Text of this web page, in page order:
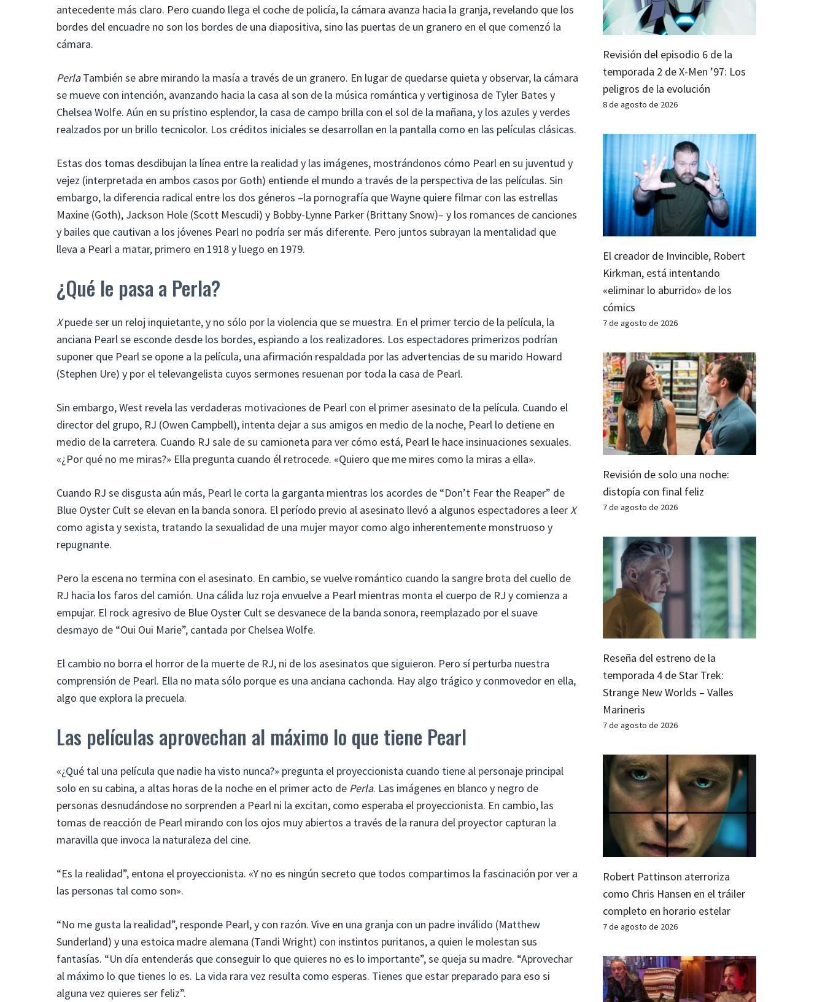
antecedente más claro. Pero cuando llega el coche de policía, la cámara avanza hacia la granja, revelando que los
bordes del encuadre no son los bordes de una diapositiva, sino las puertas de un granero en el que comenzó la
cámara.
PerlaTambién se abre mirando la masía a través de un granero. En lugar de quedarse quieta y observar, la cámara
se mueve con intención, avanzando hacia la casa al son de la música romántica y vertiginosa de Tyler Bates y
Chelsea Wolfe. Aún en su prístino esplendor, la casa de campo brilla con el sol de la mañana, y los azules y verdes
realzados por un brillo tecnicolor. Los créditos iniciales se desarrollan en la pantalla como en las películas clásicas.
Estas dos tomas desdibujan la línea entre la realidad y las imágenes, mostrándonos cómo Pearl en su juventud y
vejez (interpretada en ambos casos por Goth) entiende el mundo a través de la perspectiva de las películas. Sin
embargo, la diferencia radical entre los dos géneros –la pornografía que Wayne quiere filmar con las estrellas
Maxine (Goth), Jackson Hole (Scott Mescudi) y Bobby-Lynne Parker (Brittany Snow)– y los romances de canciones
y bailes que cautivan a los jóvenes Pearl no podría ser más diferente. Pero juntos subrayan la mentalidad que
lleva a Pearl a matar, primero en 1918 y luego en 1979.
¿Qué le pasa a Perla?
Xpuede ser un reloj inquietante, y no sólo por la violencia que se muestra. En el primer tercio de la película, la
anciana Pearl se esconde desde los bordes, espiando a los realizadores. Los espectadores primerizos podrían
suponer que Pearl se opone a la película, una afirmación respaldada por las advertencias de su marido Howard
(Stephen Ure) y por el televangelista cuyos sermones resuenan por toda la casa de Pearl.
Sin embargo, West revela las verdaderas motivaciones de Pearl con el primer asesinato de la película. Cuando el
director del grupo, RJ (Owen Campbell), intenta dejar a sus amigos en medio de la noche, Pearl lo detiene en
medio de la carretera. Cuando RJ sale de su camioneta para ver cómo está, Pearl le hace insinuaciones sexuales.
«¿Por qué no me miras?» Ella pregunta cuando él retrocede. «Quiero que me mires como la miras a ella».
Cuando RJ se disgusta aún más, Pearl le corta la garganta mientras los acordes de “Don’t Fear the Reaper” de
Blue Oyster Cult se elevan en la banda sonora. El período previo al asesinato llevó a algunos espectadores a leer X
como agista y sexista, tratando la sexualidad de una mujer mayor como algo inherentemente monstruoso y
repugnante.
Pero la escena no termina con el asesinato. En cambio, se vuelve romántico cuando la sangre brota del cuello de
RJ hacia los faros del camión. Una cálida luz roja envuelve a Pearl mientras monta el cuerpo de RJ y comienza a
empujar. El rock agresivo de Blue Oyster Cult se desvanece de la banda sonora, reemplazado por el suave
desmayo de “Oui Oui Marie”, cantada por Chelsea Wolfe.
El cambio no borra el horror de la muerte de RJ, ni de los asesinatos que siguieron. Pero sí perturba nuestra
comprensión de Pearl. Ella no mata sólo porque es una anciana cachonda. Hay algo trágico y conmovedor en ella,
algo que explora la precuela.
Las películas aprovechan al máximo lo que tiene Pearl
«¿Qué tal una película que nadie ha visto nunca?» pregunta el proyeccionista cuando tiene al personaje principal
solo en su cabina, a altas horas de la noche en el primer acto de Perla. Las imágenes en blanco y negro de
personas desnudándose no sorprenden a Pearl ni la excitan, como esperaba el proyeccionista. En cambio, las
tomas de reacción de Pearl mirando con los ojos muy abiertos a través de la ranura del proyector capturan la
maravilla que invoca la naturaleza del cine.
“Es la realidad”, entona el proyeccionista. «Y no es ningún secreto que todos compartimos la fascinación por ver a
las personas tal como son».
“No me gusta la realidad”, responde Pearl, y con razón. Vive en una granja con un padre inválido (Matthew
Sunderland) y una estoica madre alemana (Tandi Wright) con instintos puritanos, a quien le molestan sus
fantasías. “Un día entenderás que conseguir lo que quieres no es lo importante”, se queja su madre. “Aprovechar
al máximo lo que tienes lo es. La vida rara vez resulta como esperas. Tienes que estar preparado para eso si
alguna vez quieres ser feliz”.
Revisión del episodio 6 de la
temporada 2 de X-Men ’97: Los
peligros de la evolución
8 de agosto de 2026
El creador de Invincible, Robert
Kirkman, está intentando
«eliminar lo aburrido» de los
cómics
7 de agosto de 2026
Revisión de solo una noche:
distopía con final feliz
7 de agosto de 2026
Reseña del estreno de la
temporada 4 de Star Trek:
Strange New Worlds – Valles
Marineris
7 de agosto de 2026
Robert Pattinson aterroriza
como Chris Hansen en el tráiler
completo en horario estelar
7 de agosto de 2026